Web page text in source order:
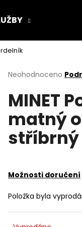
Průměrné
produktu
je
5
hvězdiček.
Neohodnoceno
MINET
matný
Možnosti doručení
Položka byla